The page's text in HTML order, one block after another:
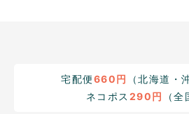
宅配便660円
（北海道・
ネコポス 290円 （全